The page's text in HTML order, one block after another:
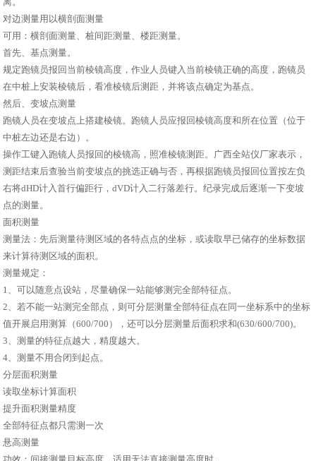
对边测量用以横剖面测量
可用：横剖面测量、桩间距测量、楼距测量。
首先、基点测量。
规定跑镜员报回当前棱镜高度，作业人员键入当前棱镜正确的高度，跑镜员
在中桩上安装棱镜后，看准棱镜后测距，并将该点确定为基点。
然后、变坡点测量
跑镜人员在变坡点上搭建棱镜。跑镜人员应报回棱镜高度和所在位置（位于
中桩左边还是右边）。
操作工键入跑镜人员报回的棱镜高，照准棱镜测距。广西全站仪厂家表示，
测距结束后查验当前变坡点的挑选正确与否，再根据跑镜员报回位置按左负
右将dHD计入首行偏距行，dVD计入二行落差行。纪录完成后逐渐一下变坡
点的测量。
面积测量
测量法：先后测量待测区域的各特点点的坐标，或读取早已储存的坐标数据
来计算待测区域的面积。
测量规定：
1、可以随意点设站，尽量确保一站能够测完全部特征点。
2、若不能一站测完全部点，则可分层测量全部特征点在同一坐标系中的坐标
值开展启用测算（600/700），还可以分层测量后面积求和(630/600/700)。
3、测量的特征点越大，精度越大。
4、测量不用合闭到起点。
分层面积测量
读取坐标计算面积
提升面积测量精度
全部特征点都只需测一次
悬高测量